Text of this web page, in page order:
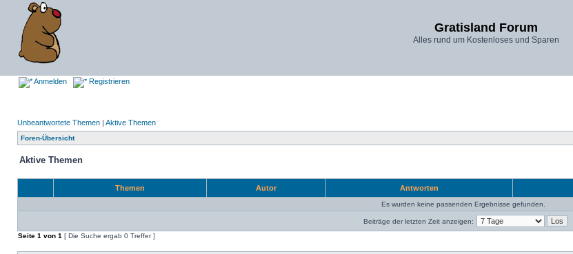
Gratisland Forum
Alles rund um Kostenloses und Sparen
Anmelden Registrieren
Unbeantwortete Themen | Aktive Themen
Foren-Übersicht
Aktive Themen
Themen Autor Antworten
Es wurden keine passenden Ergebnisse gefunden.
Beiträge der letzten Zeit anzeigen:
Seite 1 von 1 [ Die Suche ergab 0 Treffer ]